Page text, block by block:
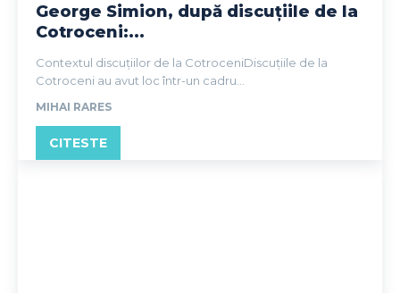
George Simion, după discuțiile de la
Cotroceni:...
Contextul discuțiilor de la CotroceniDiscuțiile de la
Cotroceni au avut loc într-un cadru...
MIHAI RARES
CITESTE